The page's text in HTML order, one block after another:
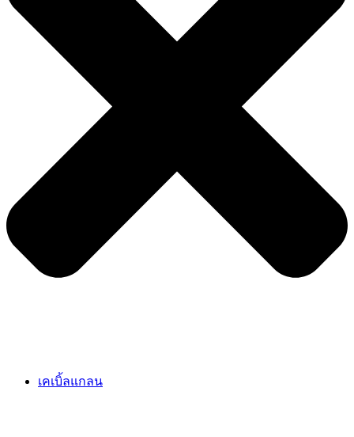
เคเบิ้ลแกลน